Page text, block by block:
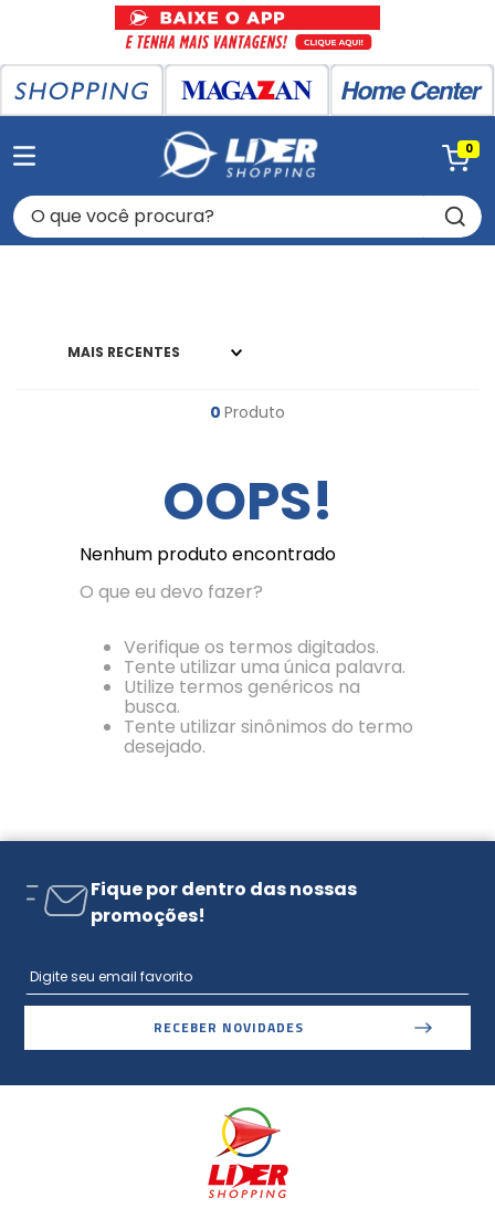
0
O que você procura?
MAIS RECENTES
0 Produto
OOPS!
Nenhum produto encontrado
O que eu devo fazer?
Verifique os termos digitados.
Tente utilizar uma única palavra.
Utilize termos genéricos na
busca.
Tente utilizar sinônimos do termo
desejado.
Fique por dentro das nossas
promoções!
RECEBER NOVIDADES